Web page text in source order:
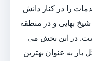
را در کنار دانش
شیخ بهایی و در منطقه
در این بخش می
بار به عنوان بهترین